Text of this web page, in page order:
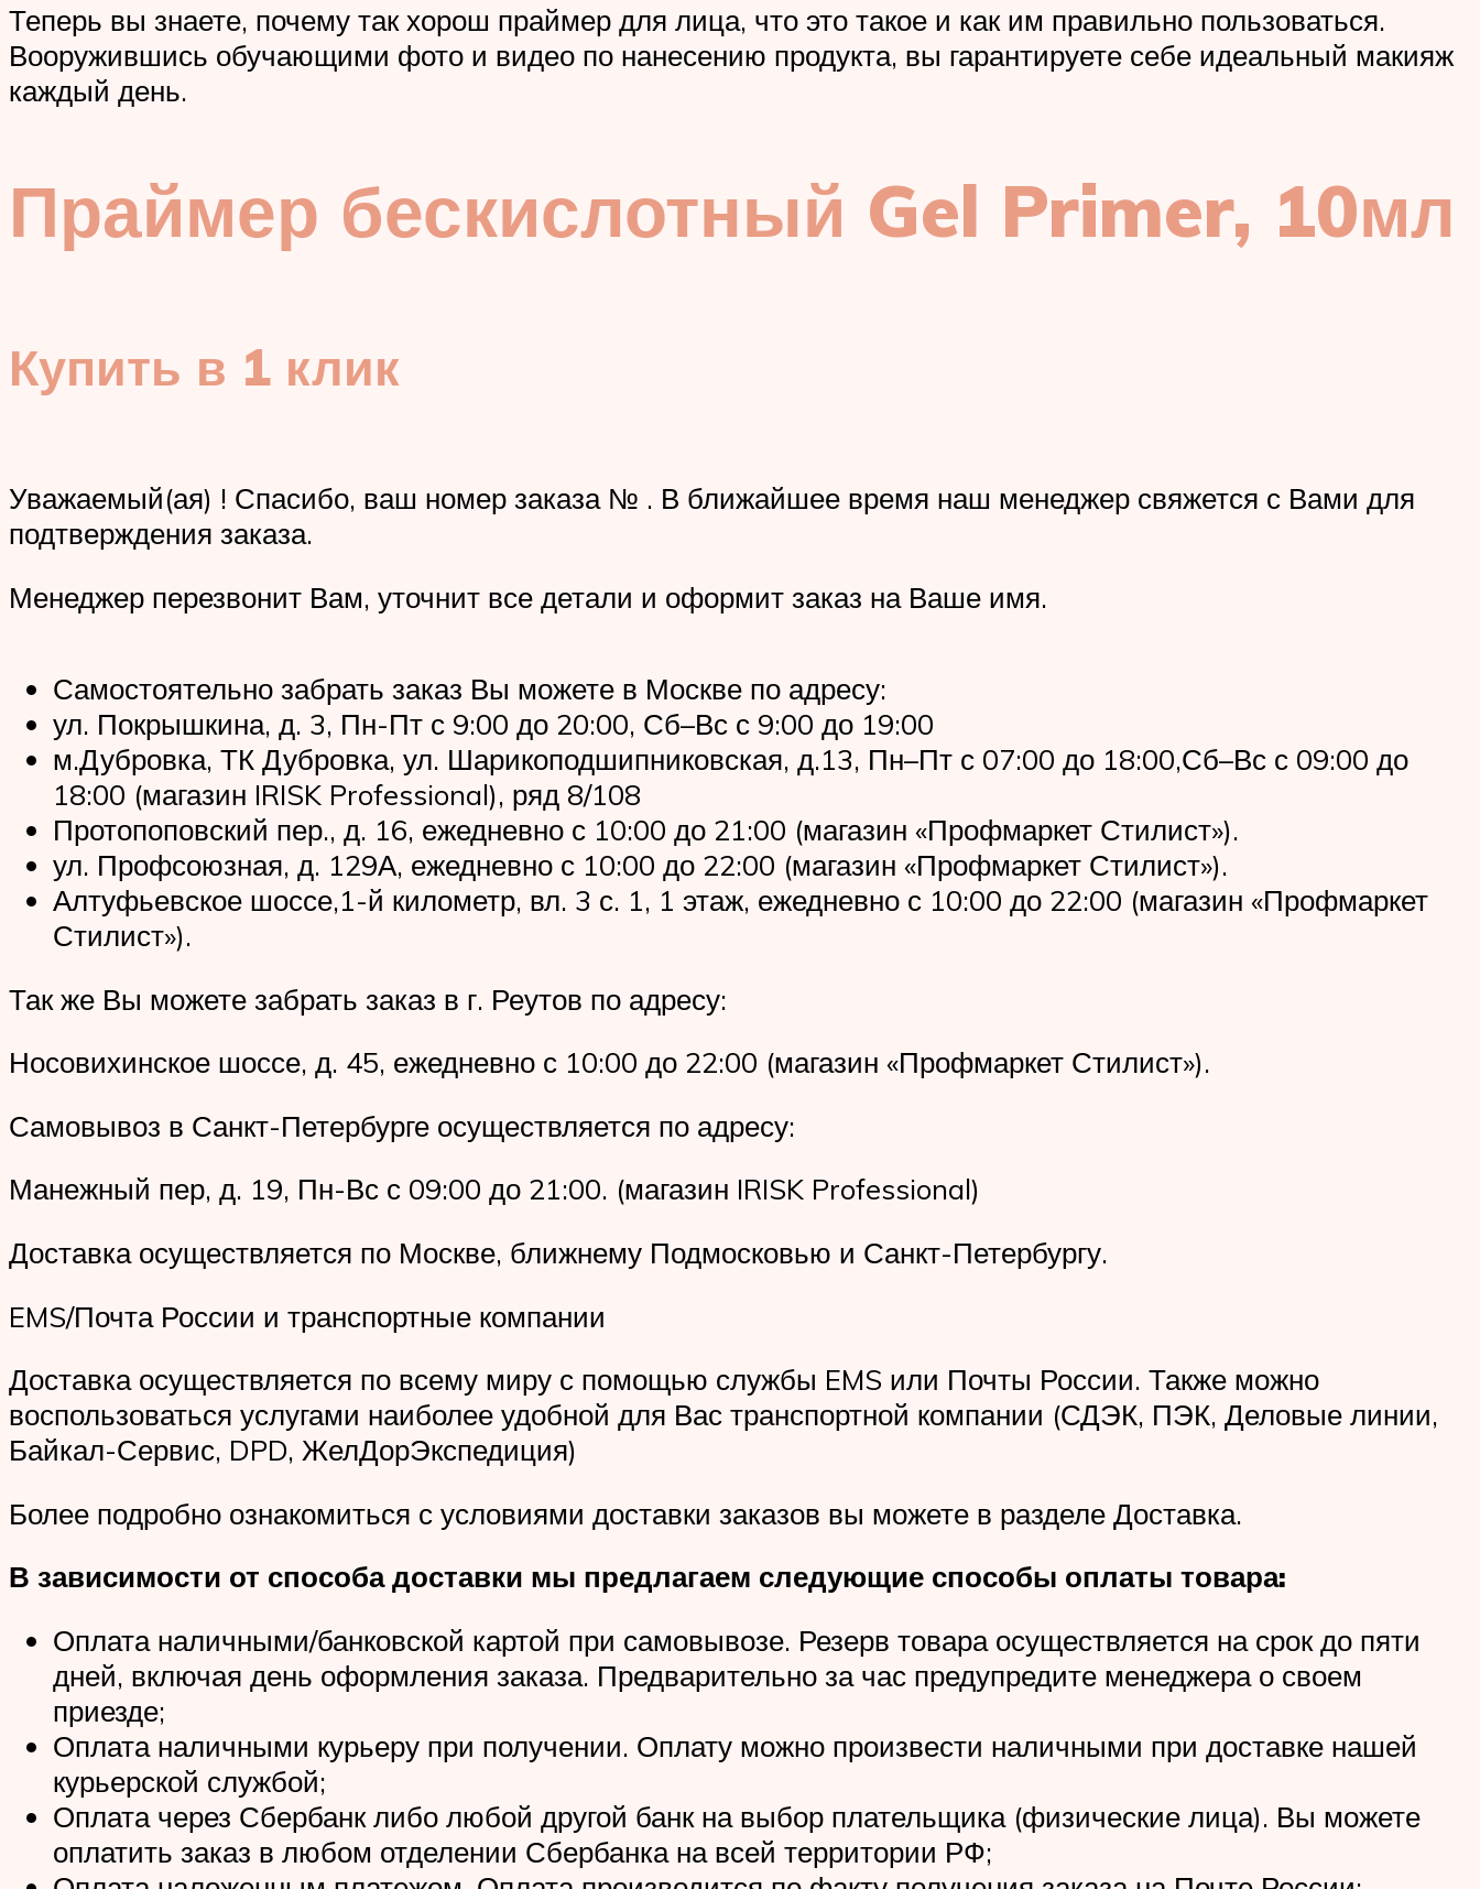
Теперь вы знаете, почему так хорош праймер для лица, что это такое и как им правильно пользоваться.
Вооружившись обучающими фото и видео по нанесению продукта, вы гарантируете себе идеальный макияж
каждый день.
Праймер бескислотный Gel Primer, 10мл
Купить в 1 клик
Уважаемый(ая) ! Спасибо, ваш номер заказа № . В ближайшее время наш менеджер свяжется с Вами для
подтверждения заказа.
Менеджер перезвонит Вам, уточнит все детали и оформит заказ на Ваше имя.
Самостоятельно забрать заказ Вы можете в Москве по адресу:
ул. Покрышкина, д. 3, Пн-Пт с 9:00 до 20:00, Сб–Вс с 9:00 до 19:00
м.Дубровка, ТК Дубровка, ул. Шарикоподшипниковская, д.13, Пн–Пт с 07:00 до 18:00,Сб–Вс с 09:00 до
18:00 (магазин IRISK Professional), ряд 8/108
Протопоповский пер., д. 16, ежедневно с 10:00 до 21:00 (магазин «Профмаркет Стилист»).
ул. Профсоюзная, д. 129А, ежедневно с 10:00 до 22:00 (магазин «Профмаркет Стилист»).
Алтуфьевское шоссе,1-й километр, вл. 3 с. 1, 1 этаж, ежедневно с 10:00 до 22:00 (магазин «Профмаркет
Стилист»).
Так же Вы можете забрать заказ в г. Реутов по адресу:
Носовихинское шоссе, д. 45, ежедневно с 10:00 до 22:00 (магазин «Профмаркет Стилист»).
Самовывоз в Санкт-Петербурге осуществляется по адресу:
Манежный пер, д. 19, Пн-Вс с 09:00 до 21:00. (магазин IRISK Professional)
Доставка осуществляется по Москве, ближнему Подмосковью и Санкт-Петербургу.
EMS/Почта России и транспортные компании
Доставка осуществляется по всему миру с помощью службы EMS или Почты России. Также можно
воспользоваться услугами наиболее удобной для Вас транспортной компании (СДЭК, ПЭК, Деловые линии,
Байкал-Сервис, DPD, ЖелДорЭкспедиция)
Более подробно ознакомиться с условиями доставки заказов вы можете в разделе Доставка.
В зависимости от способа доставки мы предлагаем следующие способы оплаты товара:
Оплата наличными/банковской картой при самовывозе. Резерв товара осуществляется на срок до пяти
дней, включая день оформления заказа. Предварительно за час предупредите менеджера о своем
приезде;
Оплата наличными курьеру при получении. Оплату можно произвести наличными при доставке нашей
курьерской службой;
Оплата через Сбербанк либо любой другой банк на выбор плательщика (физические лица). Вы можете
оплатить заказ в любом отделении Сбербанка на всей территории РФ;